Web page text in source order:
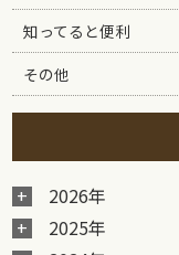
知ってると便利
その他
2026年
2025年